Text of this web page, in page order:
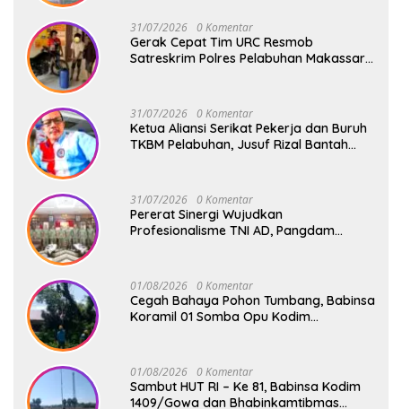
31/07/2026 0 Komentar
Gerak Cepat Tim URC Resmob
Satreskrim Polres Pelabuhan Makassar
31/07/2026 0 Komentar
Ketua Aliansi Serikat Pekerja dan Buruh
TKBM Pelabuhan, Jusuf Rizal Bantah
31/07/2026 0 Komentar
Pererat Sinergi Wujudkan
Profesionalisme TNI AD, Pangdam
01/08/2026 0 Komentar
Cegah Bahaya Pohon Tumbang, Babinsa
Koramil 01 Somba Opu Kodim
Baddo
01/08/2026 0 Komentar
Sambut HUT RI – Ke 81, Babinsa Kodim
1409/Gowa dan Bhabinkamtibmas